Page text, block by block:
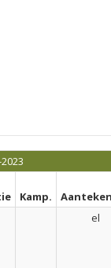
Kamp.
el